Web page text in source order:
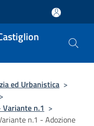
ed Urbanistica >
>
n.1 >
n.1 - Adozione